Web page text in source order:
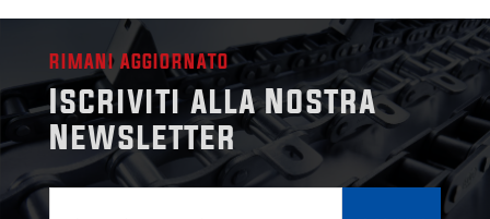
RIMANI AGGIORNATO
Iscriviti alla Nostra
Newsletter